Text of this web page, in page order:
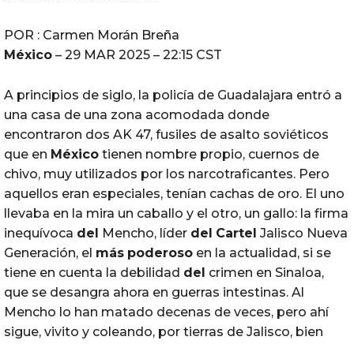
POR : Carmen Morán Breña
México – 29 MAR 2025 – 22:15 CST
A principios de siglo, la policía de Guadalajara entró a
una casa de una zona acomodada donde
encontraron dos AK 47, fusiles de asalto soviéticos
que en México tienen nombre propio, cuernos de
chivo, muy utilizados por los narcotraficantes. Pero
aquellos eran especiales, tenían cachas de oro. El uno
llevaba en la mira un caballo y el otro, un gallo: la firma
inequívoca del Mencho, líder del Cartel Jalisco Nueva
Generación, el más poderoso en la actualidad, si se
tiene en cuenta la debilidad del crimen en Sinaloa,
que se desangra ahora en guerras intestinas. Al
Mencho lo han matado decenas de veces, pero ahí
sigue, vivito y coleando, por tierras de Jalisco, bien